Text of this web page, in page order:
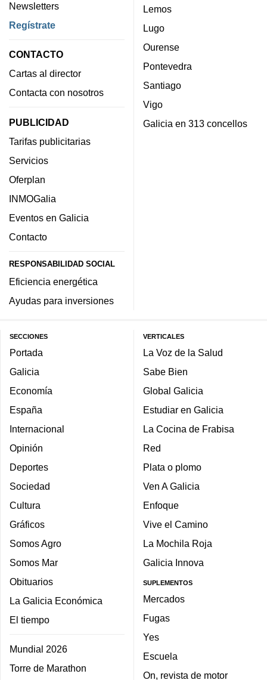
Newsletters
Regístrate
CONTACTO
Cartas al director
Contacta con nosotros
PUBLICIDAD
Tarifas publicitarias
Servicios
Oferplan
INMOGalia
Eventos en Galicia
Contacto
RESPONSABILIDAD SOCIAL
Eficiencia energética
Ayudas para inversiones
Lemos
Lugo
Ourense
Pontevedra
Santiago
Vigo
Galicia en 313 concellos
SECCIONES
Portada
Galicia
Economía
España
Internacional
Opinión
Deportes
Sociedad
Cultura
Gráficos
Somos Agro
Somos Mar
Obituarios
La Galicia Económica
El tiempo
Mundial 2026
Torre de Marathon
VERTICALES
La Voz de la Salud
Sabe Bien
Global Galicia
Estudiar en Galicia
La Cocina de Frabisa
Red
Plata o plomo
Ven A Galicia
Enfoque
Vive el Camino
La Mochila Roja
Galicia Innova
SUPLEMENTOS
Mercados
Fugas
Yes
Escuela
On, revista de motor